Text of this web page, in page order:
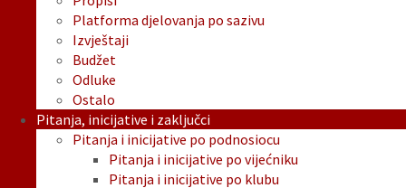
Platforma djelovanja po sazivu
Izvještaji
Budžet
Odluke
Ostalo
Pitanja, inicijative i zaključci
Pitanja i inicijative po podnosiocu
Pitanja i inicijative po vijećniku
Pitanja i inicijative po klubu